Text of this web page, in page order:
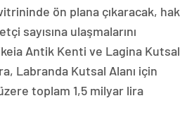
ön plana çıkaracak, hak
sayısına ulaşmalarını
Antik Kenti ve Lagina Kutsal
Labranda Kutsal Alanı için
toplam 1,5 milyar lira